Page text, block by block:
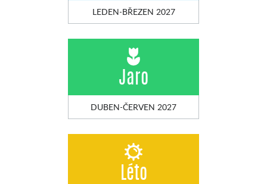
LEDEN-BŘEZEN 2027
Jaro
DUBEN-ČERVEN 2027
Léto